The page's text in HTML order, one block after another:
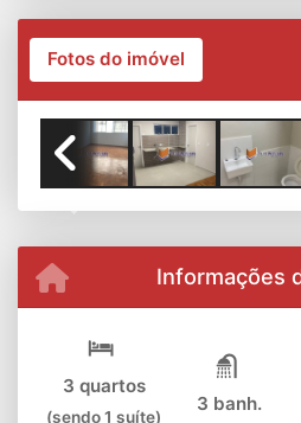
Fotos do imóvel
Informações
3 quartos
(sendo 1 suíte)
3 banh.